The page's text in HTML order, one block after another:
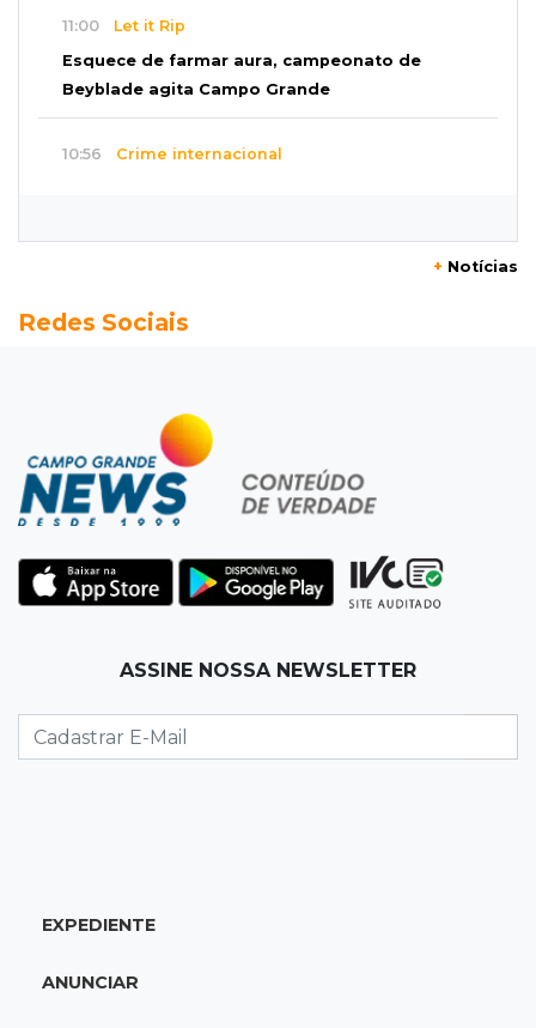
11:00 Let it Rip
Esquece de farmar aura, campeonato de
Beyblade agita Campo Grande
10:56 Crime internacional
MS já tem projetos em mercado de carbono
Licenciamento ambiental
Governador quer que Imasul assuma
licenciamento de rodovias da Rota da
Celulose
10:25 Dourados
Após brilhar na Copa LNF, goleiro do
Morte no trânsito e casamento de bisavó são
destaques da semana
Punição de agressores de mulheres precisar
+ Notícias
Redes Sociais
ASSINE NOSSA NEWSLETTER
EXPEDIENTE
ANUNCIAR